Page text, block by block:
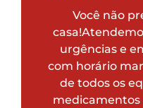
Você não
urgências e
com horário
de todos os